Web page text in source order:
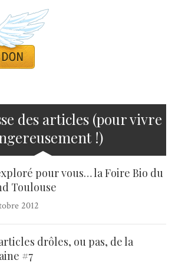
des articles (pour vivre
!)
pour vous… la Foire Bio du
Toulouse
2012
drôles, ou pas, de la
#7